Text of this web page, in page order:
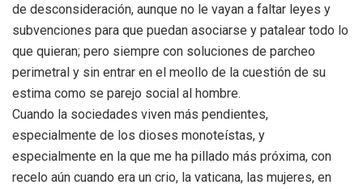
de desconsideración, aunque no le vayan a faltar leyes y
subvenciones para que puedan asociarse y patalear todo lo
que quieran; pero siempre con soluciones de parcheo
perimetral y sin entrar en el meollo de la cuestión de su
estima como se parejo social al hombre.
Cuando la sociedades viven más pendientes,
especialmente de los dioses monoteístas, y
especialmente en la que me ha pillado más próxima, con
recelo aún cuando era un crio, la vaticana, las mujeres, en